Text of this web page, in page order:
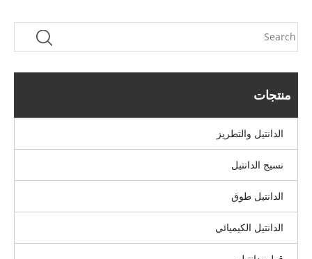
منتجات
الدانتيل والتطريز
نسيج الدانتيل
الدانتيل طوق
الدانتيل الكيميائي